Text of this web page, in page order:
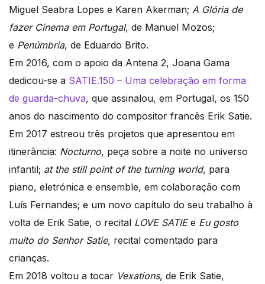
Miguel Seabra Lopes e Karen Akerman; A Glória de
fazer Cinema em Portugal, de Manuel Mozos;
e Penúmbria, de Eduardo Brito.
Em 2016, com o apoio da Antena 2, Joana Gama
dedicou-se a SATIE.150 – Uma celebração em forma
de guarda-chuva, que assinalou, em Portugal, os 150
anos do nascimento do compositor francês Erik Satie.
Em 2017 estreou três projetos que apresentou em
itinerância: Nocturno, peça sobre a noite no universo
infantil; at the still point of the turning world, para
piano, eletrónica e ensemble, em colaboração com
Luís Fernandes; e um novo capítulo do seu trabalho à
volta de Erik Satie, o recital LOVE SATIEe Eu gosto
muito do Senhor Satie, recital comentado para
crianças.
Em 2018 voltou a tocar Vexations, de Erik Satie,